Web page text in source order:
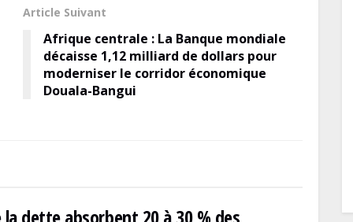
Article Suivant
Afrique centrale : La Banque mondiale
décaisse 1,12 milliard de dollars pour
moderniser le corridor économique
Douala-Bangui